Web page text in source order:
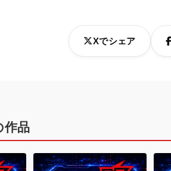
Xでシェア
作品